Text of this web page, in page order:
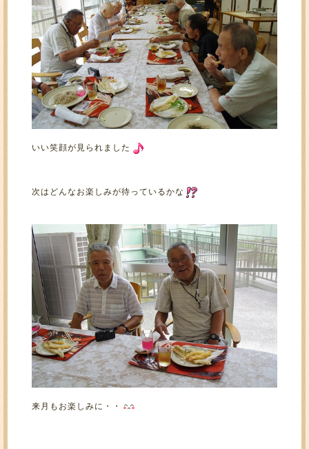
いい笑顔が見られました
次はどんなお楽しみが待っているかな
来月もお楽しみに・・